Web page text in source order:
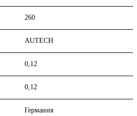
260
AUTECH
0,12
0,12
Германия